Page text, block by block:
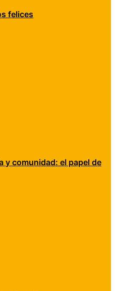
felices
y comunidad: el papel de